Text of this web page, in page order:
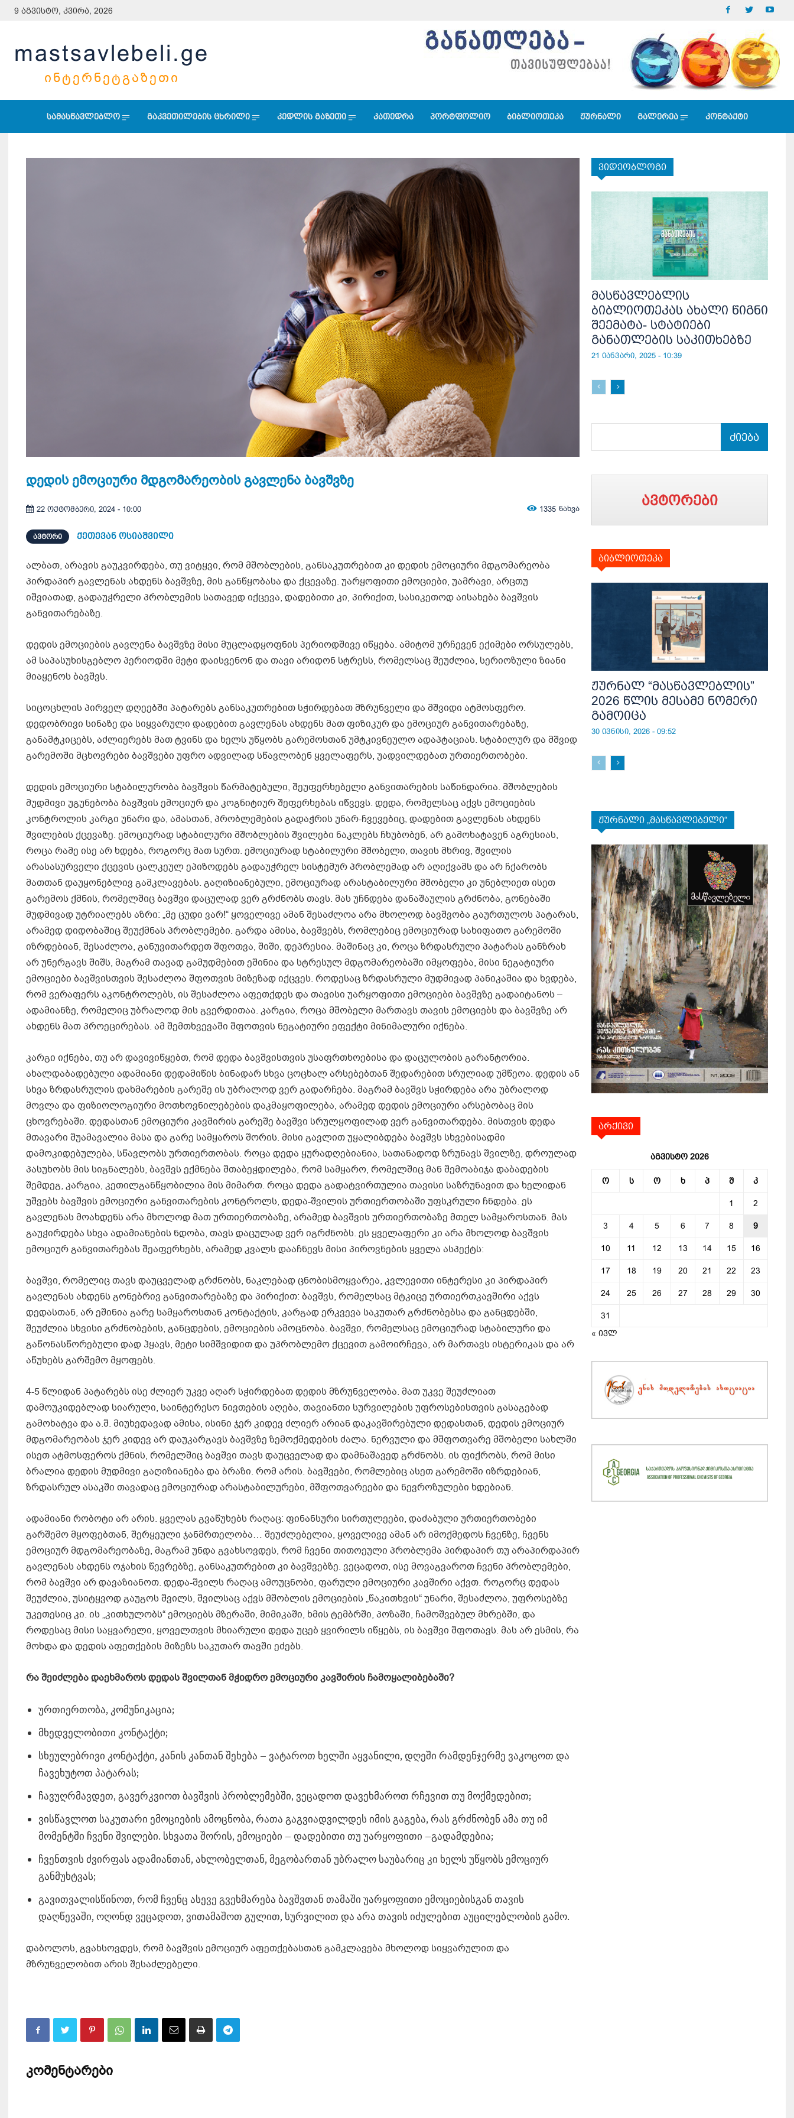
9 აგვისტო, კვირა, 2026
mastsavlebeli.ge
ᲘᲜᲢᲔᲠᲜᲔᲢᲒᲐᲖᲔᲗᲘ
სამასწავლებლო გაკვეთილების ცხრილი კედლის გაზეთი კათედრა პორტფოლიო ბიბლიოთეკა ჟურნალი გალერეა კონტაქტი
დედის ემოციური მდგომარეობის გავლენა ბავშვზე
22 ოქტომბერი, 2024 - 10:00 1335 ნახვა
ᲐᲕᲢᲝᲠᲘ ქეთევან ოსიაშვილი
ალბათ, არავის გაუკვირდება, თუ ვიტყვი, რომ მშობლების, განსაკუთრებით კი დედის ემოციური მდგომარეობა
პირდაპირ გავლენას ახდენს ბავშვზე, მის განწყობასა და ქცევაზე. უარყოფითი ემოციები, უამრავი, არცთუ
იშვიათად, გადაუჭრელი პრობლემის სათავედ იქცევა, დადებითი კი, პირიქით, სასიკეთოდ აისახება ბავშვის
განვითარებაზე.
დედის ემოციების გავლენა ბავშვზე მისი მუცლადყოფნის პერიოდშივე იწყება. ამიტომ ურჩევენ ექიმები ორსულებს,
ამ საპასუხისგებლო პერიოდში მეტი დაისვენონ და თავი არიდონ სტრესს, რომელსაც შეუძლია, სერიოზული ზიანი
მიაყენოს ბავშვს.
სიცოცხლის პირველ დღეებში პატარებს განსაკუთრებით სჭირდებათ მზრუნველი და მშვიდი ატმოსფერო.
დედობრივი სინაზე და სიყვარული დადებით გავლენას ახდენს მათ ფიზიკურ და ემოციურ განვითარებაზე,
განამტკიცებს, აძლიერებს მათ ტვინს და ხელს უწყობს გარემოსთან უმტკივნეულო ადაპტაციას. სტაბილურ და მშვიდ
გარემოში მცხოვრები ბავშვები უფრო ადვილად სწავლობენ ყველაფერს, უადვილდებათ ურთიერთობები.
დედის ემოციური სტაბილურობა ბავშვის წარმატებული, შეუფერხებელი განვითარების საწინდარია. მშობლების
მუდმივი უგუნებობა ბავშვის ემოციურ და კოგნიტიურ შეფერხებას იწვევს. დედა, რომელსაც აქვს ემოციების
კონტროლის კარგი უნარი და, ამასთან, პრობლემების გადაჭრის უნარ-ჩვევებიც, დადებით გავლენას ახდენს
შვილების ქცევაზე. ემოციურად სტაბილური მშობლების შვილები ნაკლებს ჩხუბობენ, არ გამოხატავენ აგრესიას,
როცა რამე ისე არ ხდება, როგორც მათ სურთ. ემოციურად სტაბილური მშობელი, თავის მხრივ, შვილის
არასასურველი ქცევის ცალკეულ ეპიზოდებს გადაუჭრელ სისტემურ პრობლემად არ აღიქვამს და არ ჩქარობს
მათთან დაუყონებლივ გამკლავებას. გაღიზიანებული, ემოციურად არასტაბილური მშობელი კი უნებლიეთ ისეთ
გარემოს ქმნის, რომელშიც ბავშვი დაცულად ვერ გრძნობს თავს. მას უჩნდება დანაშაულის გრძნობა, გონებაში
მუდმივად უტრიალებს აზრი: „მე ცუდი ვარ!“ ყოველივე ამან შესაძლოა არა მხოლოდ ბავშვობა გაურთულოს პატარას,
არამედ დიდობაშიც შეუქმნას პრობლემები. გარდა ამისა, ბავშვებს, რომლებიც ემოციურად სახიფათო გარემოში
იზრდებიან, შესაძლოა, განუვითარდეთ შფოთვა, შიში, დეპრესია. მაშინაც კი, როცა ზრდასრული პატარას განზრახ
არ უნერგავს შიშს, მაგრამ თავად გამუდმებით ეშინია და სტრესულ მდგომარეობაში იმყოფება, მისი ნეგატიური
ემოციები ბავშვისთვის შესაძლოა შფოთვის მიზეზად იქცვეს. როდესაც ზრდასრული მუდმივად პანიკაშია და ხვდება,
რომ ვერაფერს აკონტროლებს, ის შესაძლოა აფეთქდეს და თავისი უარყოფითი ემოციები ბავშვზე გადაიტანოს –
ადამიანზე, რომელიც უბრალოდ მის გვერდითაა. კარგია, როცა მშობელი მართავს თავის ემოციებს და ბავშვზე არ
ახდენს მათ პროეცირებას. ამ შემთხვევაში შფოთვის ნეგატიური ეფექტი მინიმალური იქნება.
კარგი იქნება, თუ არ დავივიწყებთ, რომ დედა ბავშვისთვის უსაფრთხოებისა და დაცულობის გარანტორია.
ახალდაბადებული ადამიანი დედამიწის ბინადარ სხვა ცოცხალ არსებებთან შედარებით სრულიად უმწეოა. დედის ან
სხვა ზრდასრულის დახმარების გარეშე ის უბრალოდ ვერ გადარჩება. მაგრამ ბავშვს სჭირდება არა უბრალოდ
მოვლა და ფიზიოლოგიური მოთხოვნილებების დაკმაყოფილება, არამედ დედის ემოციური არსებობაც მის
ცხოვრებაში. დედასთან ემოციური კავშირის გარეშე ბავშვი სრულყოფილად ვერ განვითარდება. მისთვის დედა
მთავარი შუამავალია მასა და გარე სამყაროს შორის. მისი გავლით უყალიბდება ბავშვს სხვებისადმი
დამოკიდებულება, სწავლობს ურთიერთობას. როცა დედა ყურადღებიანია, სათანადოდ ზრუნავს შვილზე, დროულად
პასუხობს მის სიგნალებს, ბავშვს ექმნება შთაბეჭდილება, რომ სამყარო, რომელშიც მან შემოაბიჯა დაბადების
შემდეგ, კარგია, კეთილგანწყობილია მის მიმართ. როცა დედა გადატვირთულია თავისი საზრუნავით და ხელიდან
უშვებს ბავშვის ემოციური განვითარების კონტროლს, დედა-შვილის ურთიერთობაში უფსკრული ჩნდება. ეს
გავლენას მოახდენს არა მხოლოდ მათ ურთიერთობაზე, არამედ ბავშვის ურთიერთობაზე მთელ სამყაროსთან. მას
გაუჭირდება სხვა ადამიანების ნდობა, თავს დაცულად ვერ იგრძნობს. ეს ყველაფერი კი არა მხოლოდ ბავშვის
ემოციურ განვითარებას შეაფერხებს, არამედ კვალს დააჩნევს მისი პიროვნების ყველა ასპექტს:
ბავშვი, რომელიც თავს დაუცველად გრძნობს, ნაკლებად ცნობისმოყვარეა, კვლევითი ინტერესი კი პირდაპირ
გავლენას ახდენს გონებრივ განვითარებაზე და პირიქით: ბავშვს, რომელსაც მტკიცე ურთიერთკავშირი აქვს
დედასთან, არ ეშინია გარე სამყაროსთან კონტაქტის, კარგად ერკვევა საკუთარ გრძნობებსა და განცდებში,
შეუძლია სხვისი გრძნობების, განცდების, ემოციების ამოცნობა. ბავშვი, რომელსაც ემოციურად სტაბილური და
გაწონასწორებული დად ჰყავს, მეტი სიმშვიდით და უპრობლემო ქცევით გამოირჩევა, არ მართავს ისტერიკას და არ
აწუხებს გარშემო მყოფებს.
4-5 წლიდან პატარებს ისე ძლიერ უკვე აღარ სჭირდებათ დედის მზრუნველობა. მათ უკვე შეუძლიათ
დამოუკიდებლად სიარული, საინტერესო ნივთების აღება, თავიანთი სურვილების უფროსებისთვის გასაგებად
გამოხატვა და ა.შ. მიუხედავად ამისა, ისინი ჯერ კიდევ ძლიერ არიან დაკავშირებული დედასთან, დედის ემოციურ
მდგომარეობას ჯერ კიდევ არ დაუკარგავს ბავშვზე ზემოქმედების ძალა. ნერვული და მშფოთვარე მშობელი სახლში
ისეთ ატმოსფეროს ქმნის, რომელშიც ბავშვი თავს დაუცველად და დამნაშავედ გრძნობს. ის ფიქრობს, რომ მისი
ბრალია დედის მუდმივი გაღიზიანება და ბრაზი. რომ არის. ბავშვები, რომლებიც ასეთ გარემოში იზრდებიან,
ზრდასრულ ასაკში თავადაც ემოციურად არასტაბილურები, მშფოთვარეები და ნევროზულები ხდებიან.
ადამიანი რობოტი არ არის. ყველას გვაწუხებს რაღაც: ფინანსური სირთულეები, დაძაბული ურთიერთობები
გარშემო მყოფებთან, შერყეული ჯანმრთელობა… შეუძლებელია, ყოველივე ამან არ იმოქმედოს ჩვენზე, ჩვენს
ემოციურ მდგომარეობაზე, მაგრამ უნდა გვახსოვდეს, რომ ჩვენი თითოეული პრობლემა პირდაპირ თუ არაპირდაპირ
გავლენას ახდენს ოჯახის წევრებზე, განსაკუთრებით კი ბავშვებზე. ვეცადოთ, ისე მოვაგვაროთ ჩვენი პრობლემები,
რომ ბავშვი არ დავაზიანოთ. დედა-შვილს რაღაც ამოუცნობი, ფარული ემოციური კავშირი აქვთ. როგორც დედას
შეუძლია, უსიტყვოდ გაუგოს შვილს, შვილსაც აქვს მშობლის ემოციების „წაკითხვის“ უნარი, შესაძლოა, უფროსებზე
უკეთესიც კი. ის „კითხულობს“ ემოციებს მზერაში, მიმიკაში, ხმის ტემბრში, პოზაში, ჩამოშვებულ მხრებში, და
როდესაც მისი საყვარელი, ყოველთვის მხიარული დედა უცებ ყვირილს იწყებს, ის ბავშვი შფოთავს. მას არ ესმის, რა
მოხდა და დედის აფეთქების მიზეზს საკუთარ თავში ეძებს.
რა შეიძლება დაეხმაროს დედას შვილთან მჭიდრო ემოციური კავშირის ჩამოყალიბებაში?
ურთიერთობა, კომუნიკაცია;
მხედველობითი კონტაქტი;
სხეულებრივი კონტაქტი, კანის კანთან შეხება – ვატაროთ ხელში აყვანილი, დღეში რამდენჯერმე ვაკოცოთ და
ჩავეხუტოთ პატარას;
ჩავუღრმავდეთ, გავერკვიოთ ბავშვის პრობლემებში, ვეცადოთ დავეხმაროთ რჩევით თუ მოქმედებით;
ვისწავლოთ საკუთარი ემოციების ამოცნობა, რათა გაგვიადვილდეს იმის გაგება, რას გრძნობენ ამა თუ იმ
მომენტში ჩვენი შვილები. სხვათა შორის, ემოციები – დადებითი თუ უარყოფითი –გადამდებია;
ჩვენთვის ძვირფას ადამიანთან, ახლობელთან, მეგობართან უბრალო საუბარიც კი ხელს უწყობს ემოციურ
განმუხტვას;
გავითვალისწინოთ, რომ ჩვენც ასევე გვეხმარება ბავშვთან თამაში უარყოფითი ემოციებისგან თავის
დაღწევაში, ოღონდ ვეცადოთ, ვითამაშოთ გულით, სურვილით და არა თავის იძულებით აუცილებლობის გამო.
დაბოლოს, გვახსოვდეს, რომ ბავშვის ემოციურ აფეთქებასთან გამკლავება მხოლოდ სიყვარულით და
მზრუნველობით არის შესაძლებელი.
კომენტარები
ვიდეობლოგი
მასწავლებლის
ბიბლიოთეკას ახალი წიგნი
შეემატა- სტატიები
განათლების საკითხებზე
21 იანვარი, 2025 - 10:39
ძიება
ავტორები
ბიბლიოთეკა
ჟურნალ “მასწავლებლის”
2026 წლის მესამე ნომერი
გამოიცა
30 ივნისი, 2026 - 09:52
ჟურნალი „მასწავლებელი“
არქივი
აგვისტო 2026
ო ს ო ხ პ შ კ
1 2
3 4 5 6 7 8 9
10 11 12 13 14 15 16
17 18 19 20 21 22 23
24 25 26 27 28 29 30
31
« ივლ